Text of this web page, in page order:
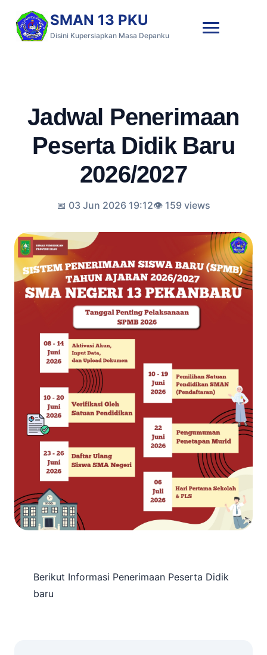
SMAN 13 PKU
Disini Kupersiapkan Masa Depanku
Jadwal Penerimaan
Peserta Didik Baru
2026/2027
📅 03 Jun 2026 19:12👁️ 159 views
Berikut Informasi Penerimaan Peserta Didik
baru